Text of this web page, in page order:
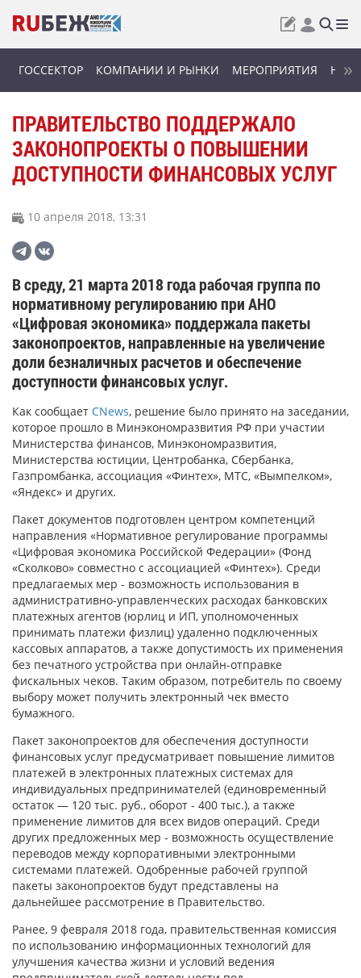
ГОССЕКТОР КОМПАНИИ И РЫНКИ МЕРОПРИЯТИЯ
ПРАВИТЕЛЬСТВО ПОДДЕРЖАЛО
ЗАКОНОПРОЕКТЫ О ПОВЫШЕНИИ
ДОСТУПНОСТИ ФИНАНСОВЫХ УСЛУГ
10 апреля 2018, 13:31
В среду, 21 марта 2018 года рабочая группа по
нормативному регулированию при АНО
«Цифровая экономика» поддержала пакеты
законопроектов, направленные на увеличение
доли безналичных расчетов и обеспечение
доступности финансовых услуг.
Как сообщает CNews, решение было принято на заседании,
которое прошло в Минэкономразвития РФ при участии
Министерства финансов, Минэкономразвития,
Министерства юстиции, Центробанка, Сбербанка,
Газпромбанка, ассоциация «Финтех», МТС, «Вымпелком»,
«Яндекс» и других.
Пакет документов подготовлен центром компетенций
направления «Нормативное регулирование программы
«Цифровая экономика Российской Федерации» (Фонд
«Сколково» совместно с ассоциацией «Финтех»). Среди
предлагаемых мер - возможность использования в
административно-управленческих расходах банковских
платежных агентов (юрлиц и ИП, уполномоченных
принимать платежи физлиц) удаленно подключенных
кассовых аппаратов, а также допустимость их применения
без печатного устройства при онлайн-отправке
фискальных чеков. Таким образом, потребитель по своему
выбору может получить электронный чек вместо
бумажного.
Пакет законопроектов для обеспечения доступности
финансовых услуг предусматривает повышение лимитов
платежей в электронных платежных системах для
индивидуальных предпринимателей (единовременный
остаток — 120 тыс. руб., оборот - 400 тыс.), а также
применение лимитов для всех видов операций. Среди
других предложенных мер - возможность осуществление
переводов между корпоративными электронными
системами платежей. Одобренные рабочей группой
пакеты законопроектов будут представлены на
дальнейшее рассмотрение в Правительство.
Ранее, 9 февраля 2018 года, правительственная комиссия
по использованию информационных технологий для
улучшения качества жизни и условий ведения